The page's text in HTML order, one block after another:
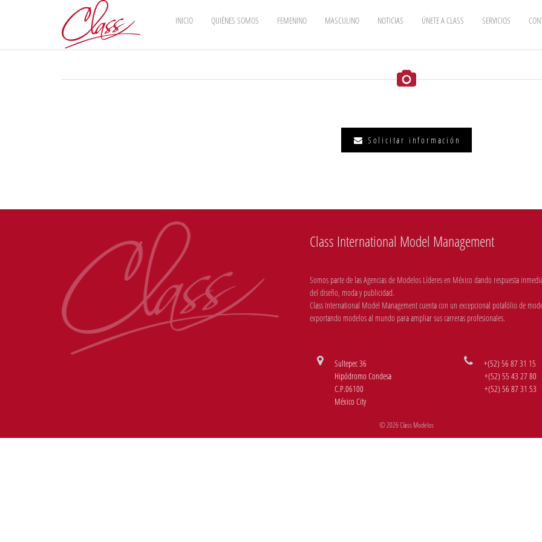
INICIO QUIÉNES SOMOS FEMENINO MASCULINO NOTICIAS ÚNETE A CLASS SERVICIOS
Solicitar información
Class International Model Management
Somos parte de las Agencias de Modelos Líderes en México dando respuesta
del diseño, moda y publicidad.
Class International Model Management cuenta con un excepcional potafólio de
exportando modelos al mundo para ampliar sus carreras profesionales.
Sultepec 36
Hipódromo Condesa
C.P.06100
México City
+(52) 56 87 31 15
+(52) 55 43 27 80
+(52) 56 87 31 53
© 2026 Class Modelos